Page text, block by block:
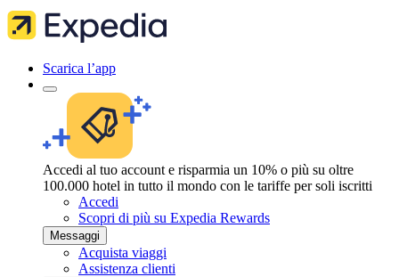
Scarica l’app
Accedi al tuo account e risparmia un 10% o più su oltre
100.000 hotel in tutto il mondo con le tariffe per soli iscritti
Accedi
Scopri di più su Expedia Rewards
Messaggi
Acquista viaggi
Assistenza clienti